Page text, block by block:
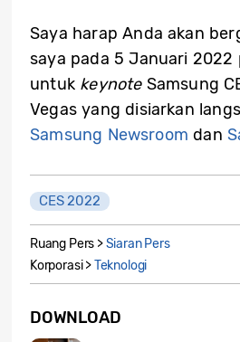
Saya harap Anda akan
saya pada 5 Januari 2022
untuk keynoteSamsung
Vegas yang disiarkan
Samsung Newsroom dan
CES 2022
Ruang Pers >Siaran Pers
Korporasi >Teknologi
DOWNLOAD